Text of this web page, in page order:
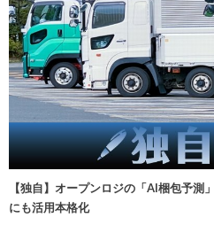
【独自】オープンロジの「AI梱包予測
にも活用本格化